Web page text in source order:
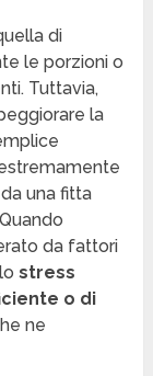
di
le porzioni o
Tuttavia,
la
una fitta
da fattori
lostress
o di
ne